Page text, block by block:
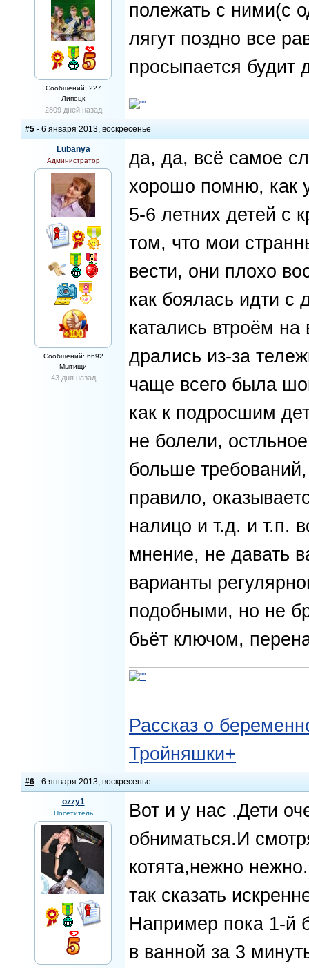
Сообщений: 227
Липецк
2809 дней назад
полежать с ними(с
лягут поздно все
просыпается будит
#5 - 6 января 2013, воскресенье
Lubanya
Администратор
Сообщений: 6692
Мытищи
43 дня назад
да, да, всё самое
хорошо помню, как
5-6 летних детей с
том, что мои
вести, они плохо
как боялась идти с
катались втроём
дрались из-за
чаще всего была
как к подросшим
не болели,
больше
правило,
налицо и т.д. и т.п.
мнение, не давать
варианты
подобными, но не
бьёт ключом,
Рассказ о
Тройняшки+
#6 - 6 января 2013, воскресенье
ozzy1
Посетитель
Вот и у нас .Дети
обниматься.И
котята,нежно
так сказать
Например пока 1-й
в ванной за 3